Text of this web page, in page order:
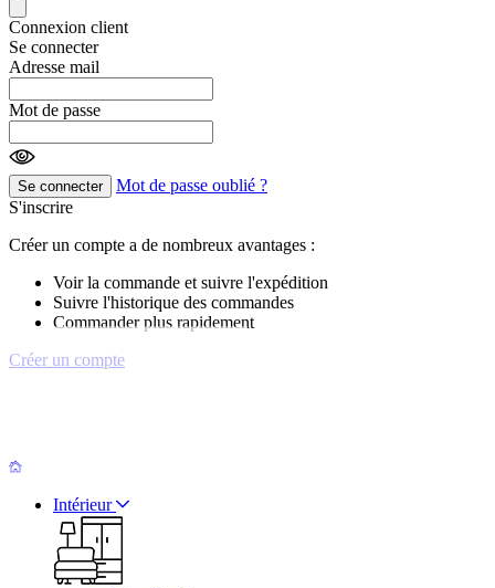
Connexion client
Se connecter
Adresse mail
Mot de passe
Se connecter
Mot de passe oublié ?
S'inscrire
Créer un compte a de nombreux avantages :
Voir la commande et suivre l'expédition
Suivre l'historique des commandes
Commander plus rapidement
Créer un compte
Intérieur